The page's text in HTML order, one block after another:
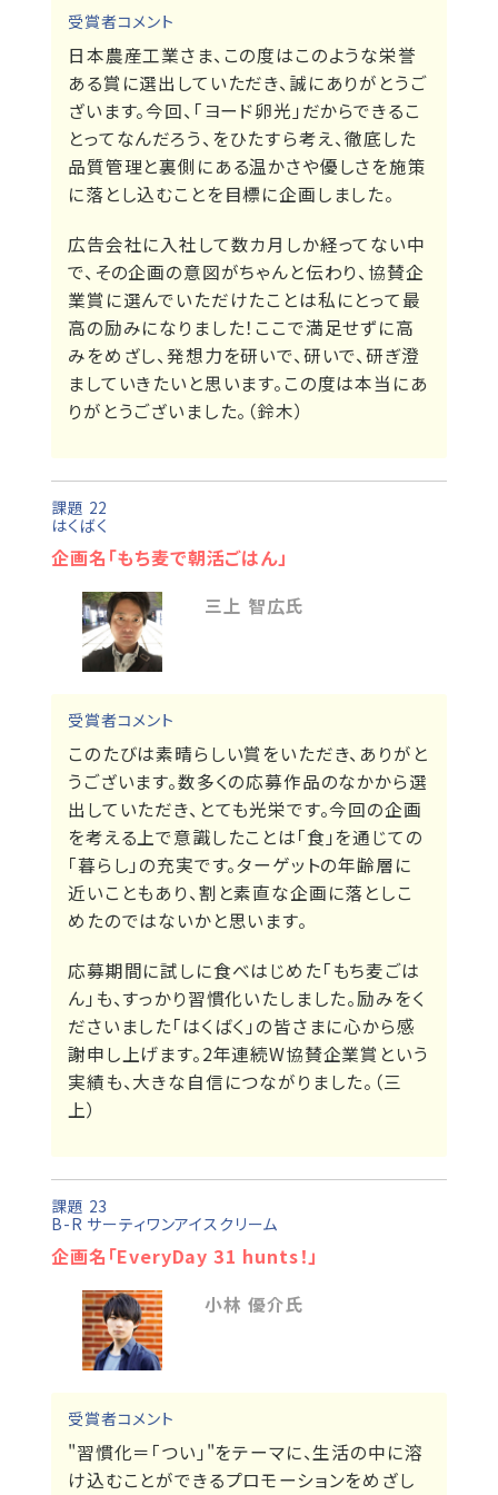
受賞者コメント
日本農産工業さま、この度はこのような栄誉
ある賞に選出していただき、誠にありがとうご
ざいます。今回、「ヨード卵光」だからできるこ
とってなんだろう、をひたすら考え、徹底した
品質管理と裏側にある温かさや優しさを施策
に落とし込むことを目標に企画しました。
広告会社に入社して数カ月しか経ってない中
で、その企画の意図がちゃんと伝わり、協賛企
業賞に選んでいただけたことは私にとって最
高の励みになりました！ここで満足せずに高
みをめざし、発想力を研いで、研いで、研ぎ澄
ましていきたいと思います。この度は本当にあ
りがとうございました。（鈴木）
課題 22
はくばく
企画名「もち麦で朝活ごはん」
三上 智広氏
受賞者コメント
このたびは素晴らしい賞をいただき、ありがと
うございます。数多くの応募作品のなかから選
出していただき、とても光栄です。今回の企画
を考える上で意識したことは「食」を通じての
「暮らし」の充実です。ターゲットの年齢層に
近いこともあり、割と素直な企画に落としこ
めたのではないかと思います。
応募期間に試しに食べはじめた「もち麦ごは
ん」も、すっかり習慣化いたしました。励みをく
ださいました「はくばく」の皆さまに心から感
謝申し上げます。2年連続W協賛企業賞という
実績も、大きな自信につながりました。（三
上）
課題 23
B-R サーティワンアイスクリーム
企画名「EveryDay 31 hunts！」
小林 優介氏
受賞者コメント
"習慣化＝「つい」"をテーマに、生活の中に溶
け込むことができるプロモーションをめざし